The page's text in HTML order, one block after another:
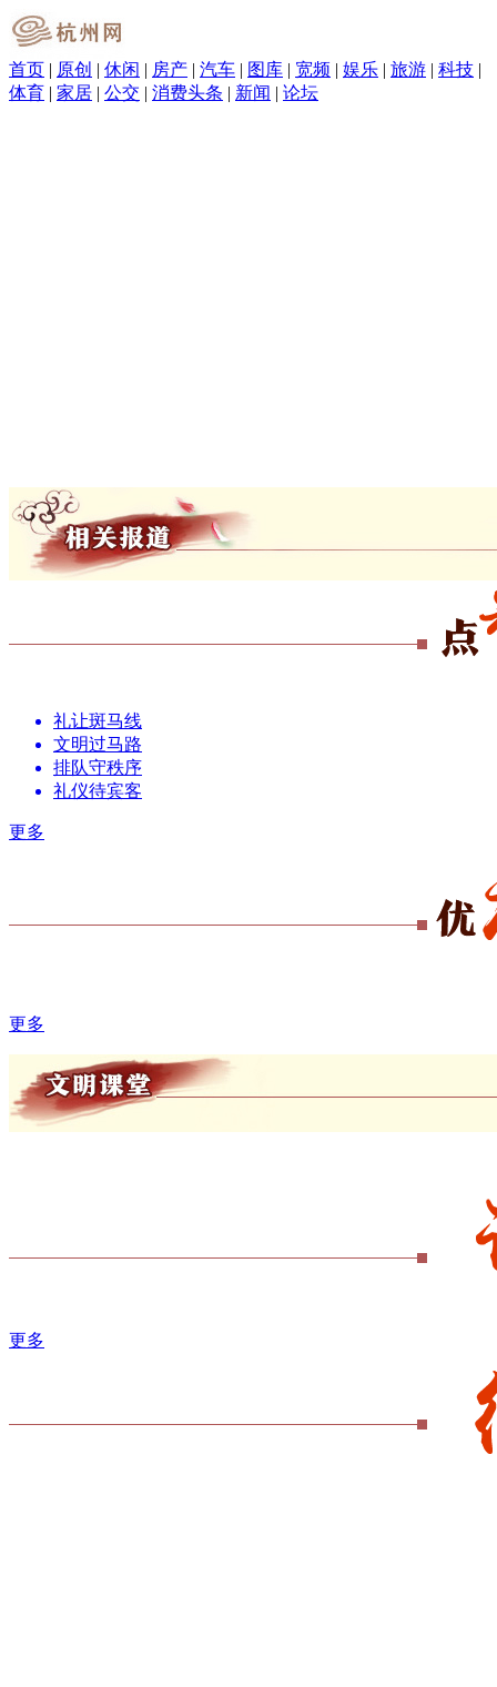
首页 | 原创 | 休闲 | 房产 | 汽车 | 图库 | 宽频 | 娱乐 | 旅游 | 科技 |
体育 | 家居 | 公交 | 消费头条 | 新闻 | 论坛
礼让斑马线
文明过马路
排队守秩序
礼仪待宾客
更多
更多
更多